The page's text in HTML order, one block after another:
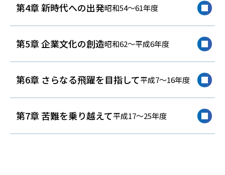
第4章 新時代への出発昭和54～61年度
第5章 企業文化の創造昭和62～平成6年度
第6章 さらなる飛躍を目指して平成7～16年度
第7章 苦難を乗り越えて平成17～25年度